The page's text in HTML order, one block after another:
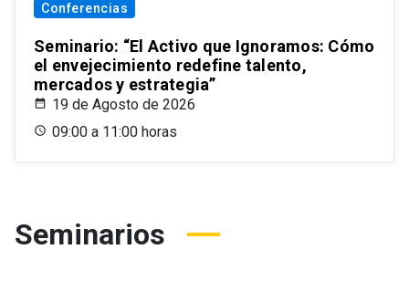
Conferencias
Seminario: “El Activo que Ignoramos: Cómo
el envejecimiento redefine talento,
mercados y estrategia”
19 de Agosto de 2026
09:00 a 11:00 horas
Seminarios